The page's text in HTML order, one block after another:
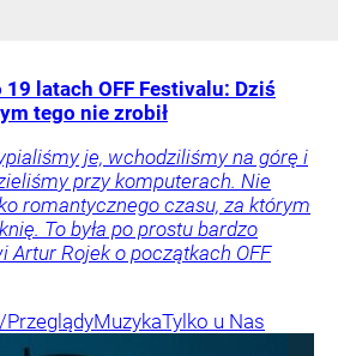
latach OFF Festivalu: Dziś
tego nie zrobił
je, wchodziliśmy na górę i
przy komputerach. Nie
romantycznego czasu, za którym
To była po prostu bardzo
Rojek o początkach OFF
MuzykaTylko u Nas